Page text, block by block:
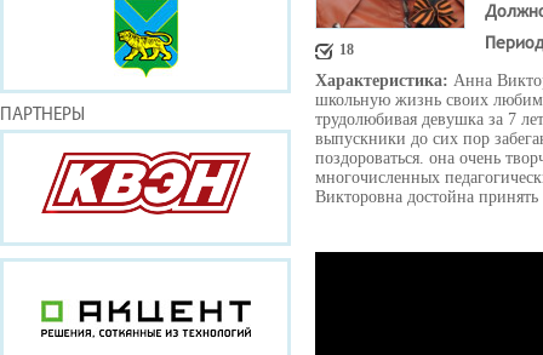
ПАРТНЕРЫ
18
Характеристика: Анна
школьную жизнь своих
трудолюбивая девушка за 7
выпускники до сих пор
поздороваться. она очень
многочисленных
Викторовна достойна